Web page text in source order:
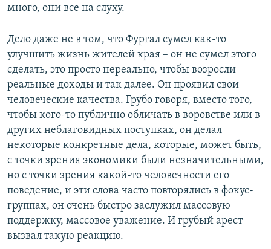
много, они все на слуху.
Дело даже не в том, что Фургал сумел как-то
улучшить жизнь жителей края – он не сумел этого
сделать, это просто нереально, чтобы возросли
реальные доходы и так далее. Он проявил свои
человеческие качества. Грубо говоря, вместо того,
чтобы кого-то публично обличать в воровстве или в
других неблаговидных поступках, он делал
некоторые конкретные дела, которые, может быть,
с точки зрения экономики были незначительными,
но с точки зрения какой-то человечности его
поведение, и эти слова часто повторялись в фокус-
группах, он очень быстро заслужил массовую
поддержку, массовое уважение. И грубый арест
вызвал такую реакцию.